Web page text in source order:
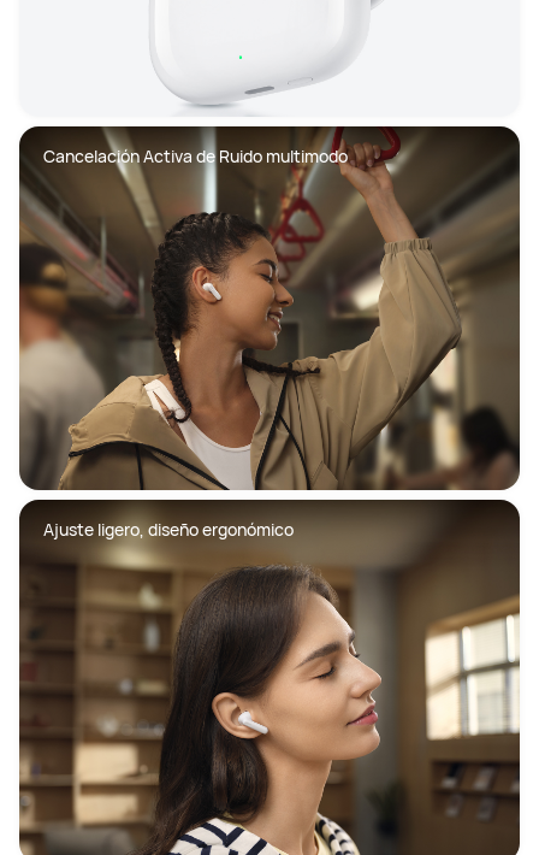
Cancelación Activa de Ruido multimodo
Ajuste ligero, diseño ergonómico